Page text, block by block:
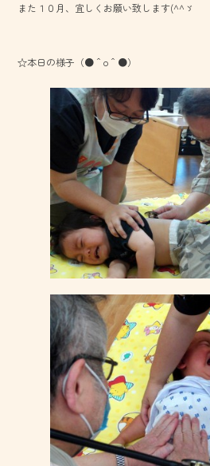
また１０月、宜しくお願い致します(^^ゞ
☆本日の様子（●＾o＾●）